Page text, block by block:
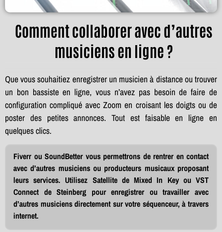
Comment collaborer avec d’autres
musiciens en ligne ?
Que vous souhaitiez enregistrer un musicien à distance ou trouver
un bon bassiste en ligne, vous n’avez pas besoin de faire de
configuration compliqué avec Zoom en croisant les doigts ou de
poster des petites annonces. Tout est faisable en ligne en
quelques clics.
Fiverr ou SoundBetter vous permettrons de rentrer en contact
avec d’autres musiciens ou producteurs musicaux proposant
leurs services. Utilisez Satellite de Mixed In Key ou VST
Connect de Steinberg pour enregistrer ou travailler avec
d’autres musiciens directement sur votre séquenceur, à travers
internet.